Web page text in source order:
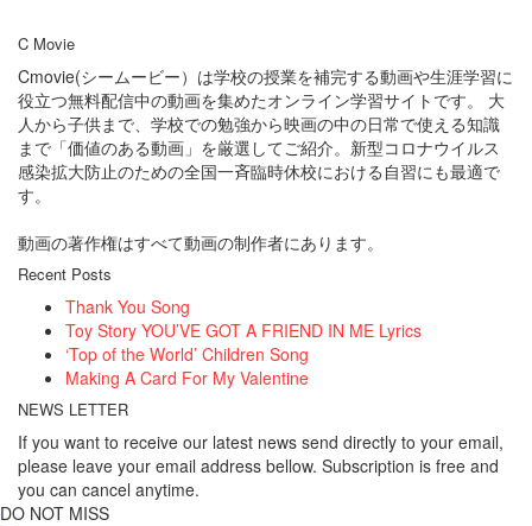
C Movie
Cmovie(シームービー）は学校の授業を補完する動画や生涯学習に
役立つ無料配信中の動画を集めたオンライン学習サイトです。 大
人から子供まで、学校での勉強から映画の中の日常で使える知識
まで「価値のある動画」を厳選してご紹介。新型コロナウイルス
感染拡大防止のための全国一斉臨時休校における自習にも最適で
す。
動画の著作権はすべて動画の制作者にあります。
Recent Posts
Thank You Song
Toy Story YOU’VE GOT A FRIEND IN ME Lyrics
‘Top of the World’ Children Song
Making A Card For My Valentine
NEWS LETTER
If you want to receive our latest news send directly to your email,
please leave your email address bellow. Subscription is free and
you can cancel anytime.
DO NOT MISS